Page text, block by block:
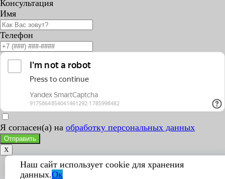
Консультация
Имя
Телефон
Я согласен(а) на обработку персональных данных
Отправить
X
Наш сайт использует cookie для хранения
данных.Ок